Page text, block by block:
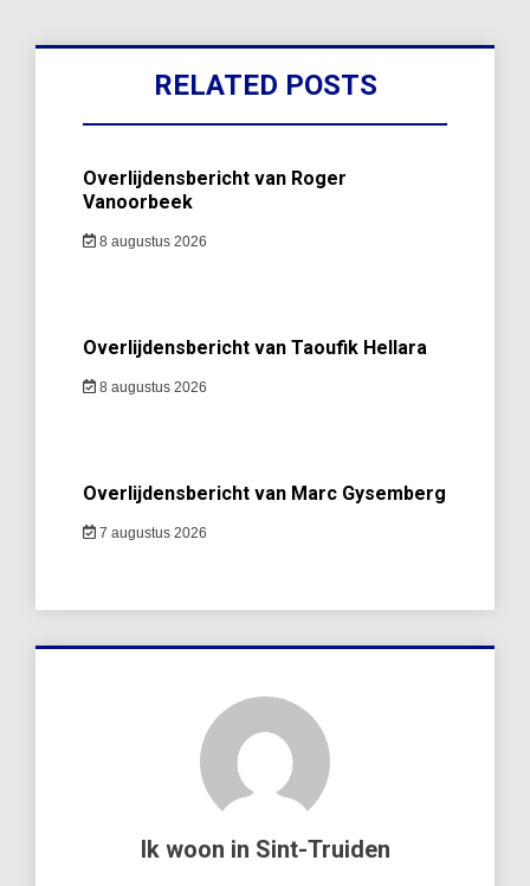
RELATED POSTS
Overlijdensbericht van Roger
Vanoorbeek
8 augustus 2026
Overlijdensbericht van Taoufik Hellara
8 augustus 2026
Overlijdensbericht van Marc Gysemberg
7 augustus 2026
Ik woon in Sint-Truiden